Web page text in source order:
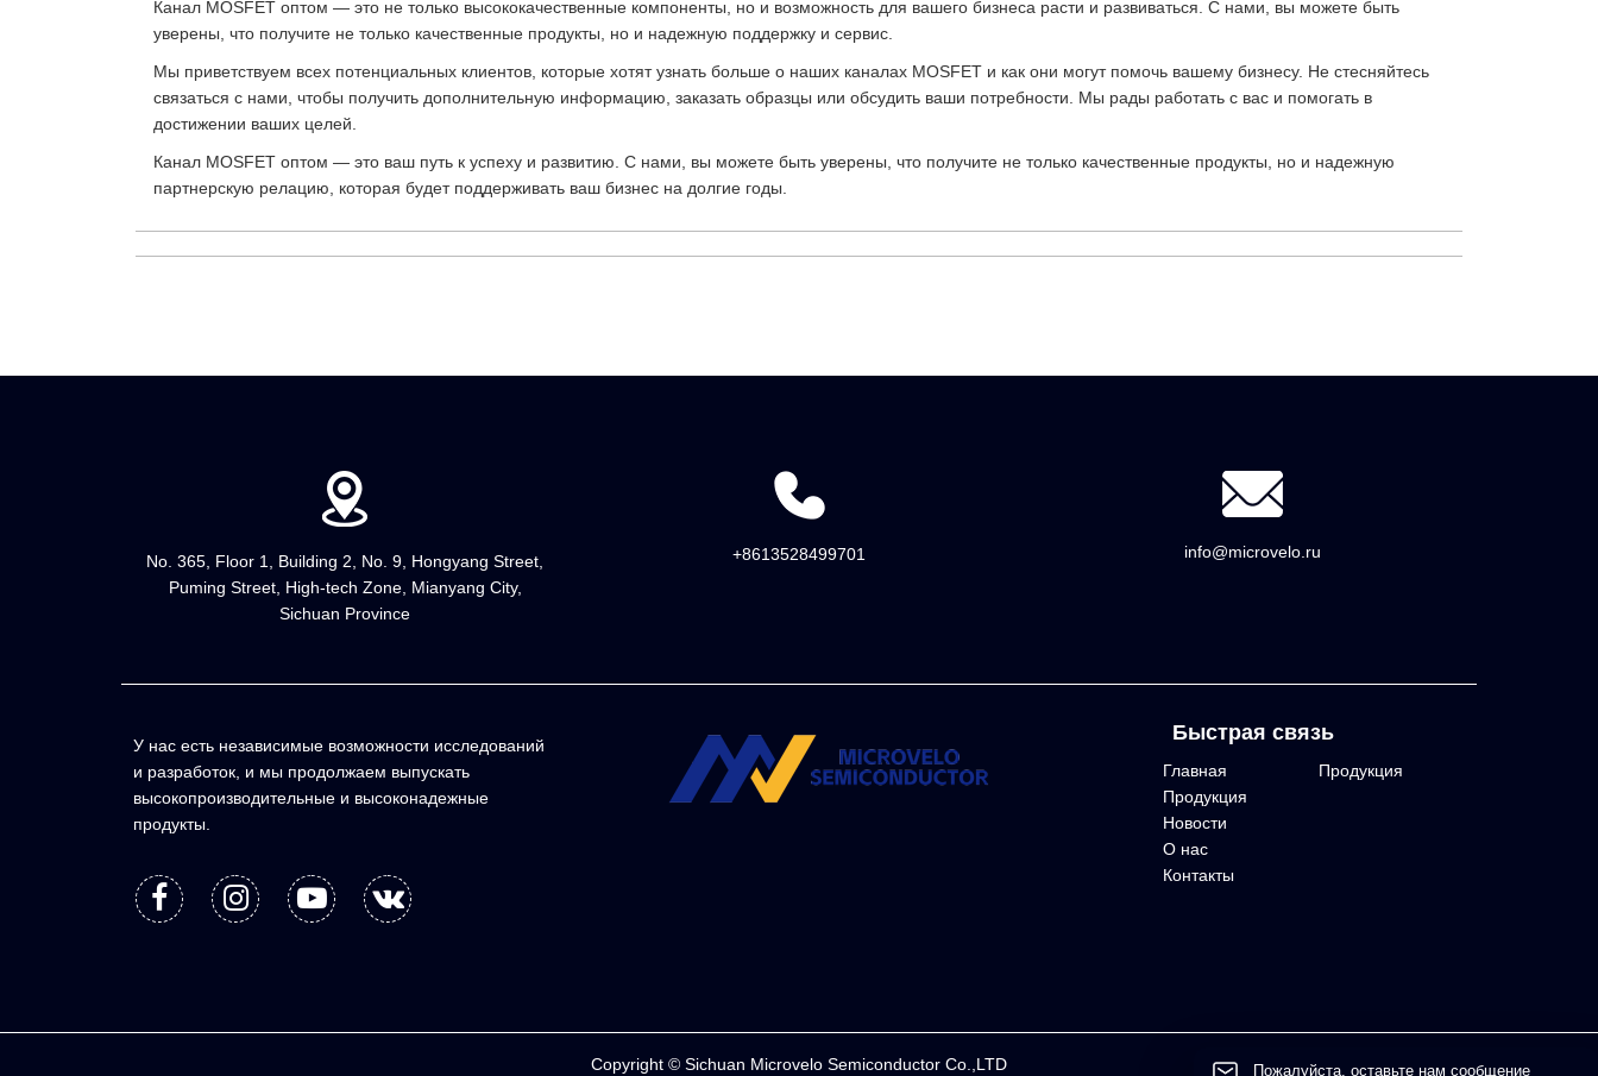
Канал MOSFET оптом — это не только высококачественные компоненты, но и возможность для вашего бизнеса расти и развиваться. С нами, вы можете быть
уверены, что получите не только качественные продукты, но и надежную поддержку и сервис.
Мы приветствуем всех потенциальных клиентов, которые хотят узнать больше о наших каналах MOSFET и как они могут помочь вашему бизнесу. Не стесняйтесь
связаться с нами, чтобы получить дополнительную информацию, заказать образцы или обсудить ваши потребности. Мы рады работать с вас и помогать в
достижении ваших целей.
Канал MOSFET оптом — это ваш путь к успеху и развитию. С нами, вы можете быть уверены, что получите не только качественные продукты, но и надежную
партнерскую релацию, которая будет поддерживать ваш бизнес на долгие годы.
No. 365, Floor 1, Building 2, No. 9, Hongyang Street,
Puming Street, High-tech Zone, Mianyang City,
Sichuan Province
+8613528499701 info@microvelo.ru
У нас есть независимые возможности исследований
и разработок, и мы продолжаем выпускать
высокопроизводительные и высоконадежные
продукты.
Быстрая связь
Главная
Продукция
Новости
О нас
Контакты
Продукция
Copyright © Sichuan Microvelo Semiconductor Co.,LTD Пожалуйста, оставьте нам сообщение